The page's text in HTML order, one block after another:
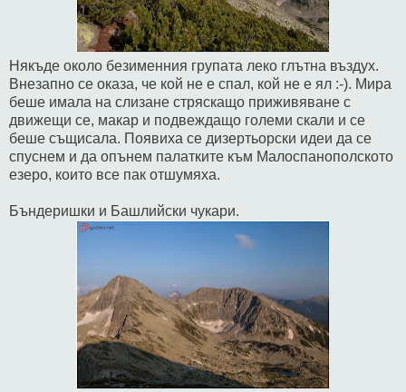
Някъде около безименния групата леко глътна въздух.
Внезапно се оказа, че кой не е спал, кой не е ял :-). Мира
беше имала на слизане стряскащо приживяване с
движещи се, макар и подвеждащо големи скали и се
беше същисала. Появиха се дизертьорски идеи да се
спуснем и да опънем палатките към Малоспанополското
езеро, които все пак отшумяха.
Бъндеришки и Башлийски чукари.